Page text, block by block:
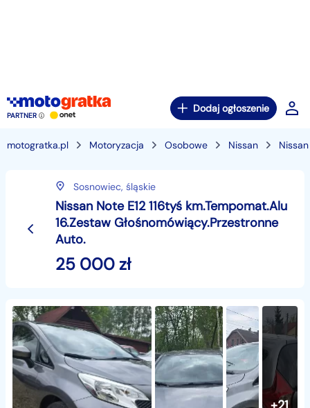
PARTNER
Dodaj ogłoszenie
motogratka.pl Motoryzacja Osobowe Nissan
Sosnowiec, śląskie
Nissan Note E12 116tyś km.Tempomat.Alu
16.Zestaw Głośnomówiący.Przestronne
Auto.
25 000zł